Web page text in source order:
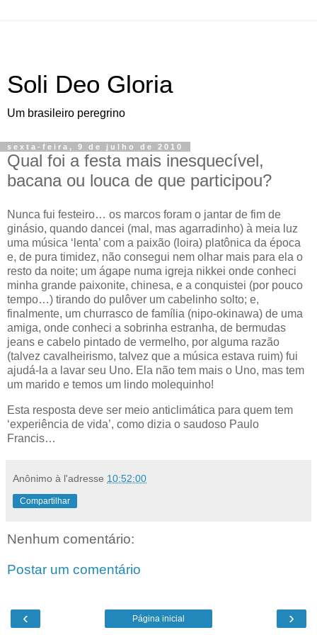
Soli Deo Gloria
Um brasileiro peregrino
sexta-feira, 9 de julho de 2010
Qual foi a festa mais inesquecível,
bacana ou louca de que participou?
N unca fui festeiro… os marcos foram o jantar de fim de
ginásio, quando dancei (mal, mas agarradinho) à meia luz
uma música ‘lenta’ com a paixão (loira) platônica da época
e, de pura timidez, não consegui nem olhar mais para ela o
resto da noite; um ágape numa igreja nikkei onde conheci
minha grande paixonite, chinesa, e a conquistei (por pouco
tempo…) tirando do pulôver um cabelinho solto; e,
finalmente, um churrasco de família (nipo-okinawa) de uma
amiga, onde conheci a sobrinha estranha, de bermudas
jeans e cabelo pintado de vermelho, por alguma razão
(talvez cavalheirismo, talvez que a música estava ruim) fui
ajudá-la a lavar seu Uno. Ela não tem mais o Uno, mas tem
um marido e temos um lindo molequinho!
Esta resposta deve ser meio anticlimática para quem tem
‘experiência de vida’, como dizia o saudoso Paulo
Francis…
Anônimo à l'adresse 10:52:00
Compartilhar
Nenhum comentário:
Postar um comentário
‹ ›
Página inicial